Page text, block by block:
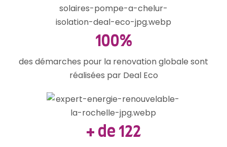
100%
des démarches pour la renovation globale sont
réalisées par Deal Eco
+ de 122